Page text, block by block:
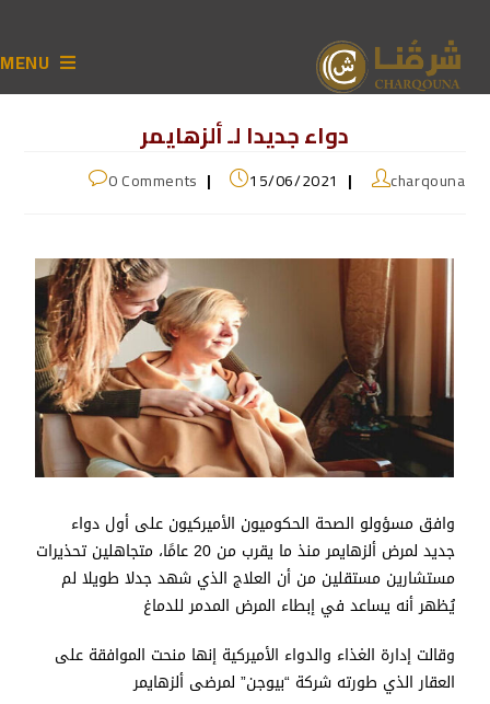
MENU
دواء جديدا لـ ألزهايمر
charqouna
15/06/2021
0 Comments
وافق مسؤولو الصحة الحكوميون الأميركيون على أول دواء
جديد لمرض ألزهايمر منذ ما يقرب من 20 عامًا، متجاهلين تحذيرات
مستشارين مستقلين من أن العلاج الذي شهد جدلا طويلا لم
يُظهر أنه يساعد في إبطاء المرض المدمر للدماغ
وقالت إدارة الغذاء والدواء الأميركية إنها منحت الموافقة على
العقار الذي طورته شركة “بيوجن” لمرضى ألزهايمر